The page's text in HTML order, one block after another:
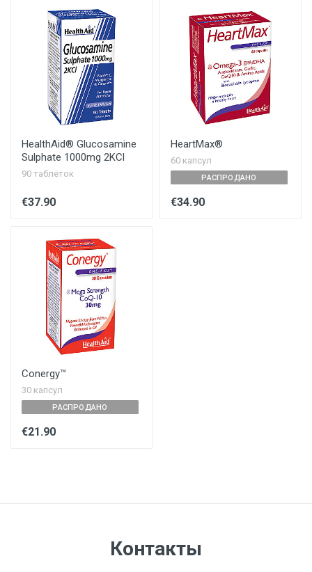
HealthAid® Glucosamine
Sulphate 1000mg 2KCl
90 таблеток
€37.90
HeartMax®
60 капсул
РАСПРОДАНО
€34.90
Conergy™
30 капсул
РАСПРОДАНО
€21.90
Контакты